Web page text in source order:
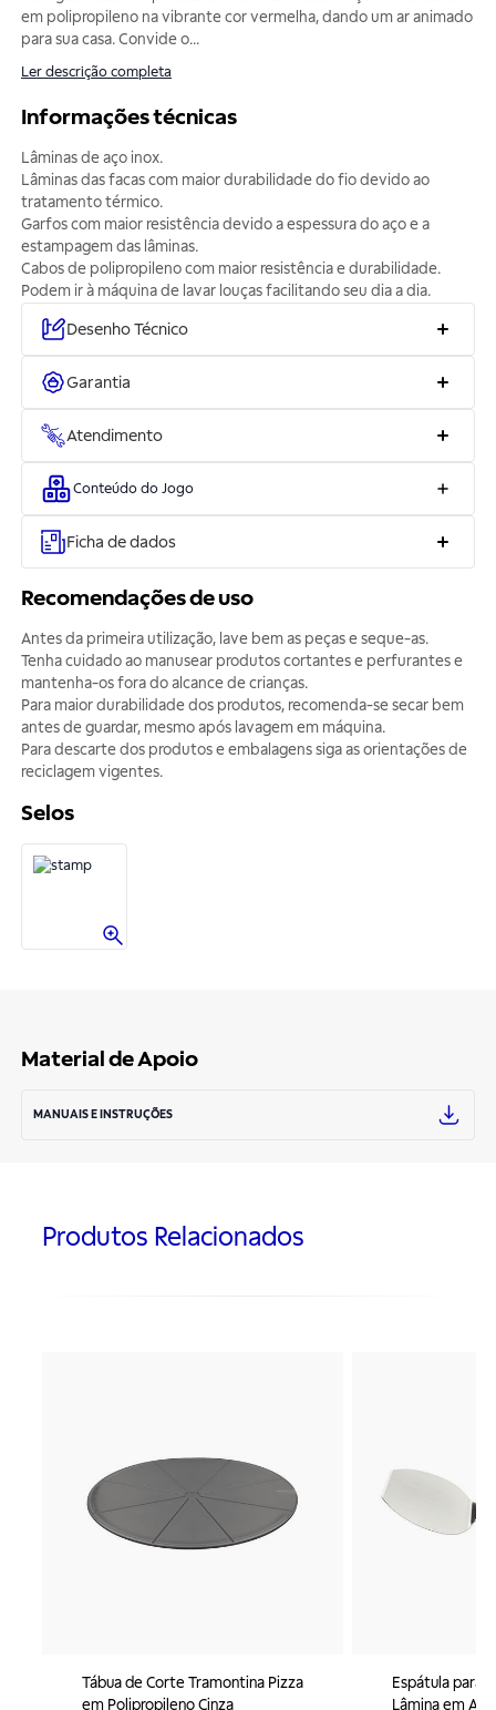
em polipropileno na vibrante cor vermelha, dando um ar animado
para sua casa. Convide o...
Ler descrição completa
Informações técnicas
Lâminas de aço inox.
Lâminas das facas com maior durabilidade do fio devido ao
tratamento térmico.
Garfos com maior resistência devido a espessura do aço e a
estampagem das lâminas.
Cabos de polipropileno com maior resistência e durabilidade.
Podem ir à máquina de lavar louças facilitando seu dia a dia.
Desenho Técnico
Garantia
Atendimento
Conteúdo do Jogo
Ficha de dados
Recomendações de uso
Antes da primeira utilização, lave bem as peças e seque-as.
Tenha cuidado ao manusear produtos cortantes e perfurantes e
mantenha-os fora do alcance de crianças.
Para maior durabilidade dos produtos, recomenda-se secar bem
antes de guardar, mesmo após lavagem em máquina.
Para descarte dos produtos e embalagens siga as orientações de
reciclagem vigentes.
Selos
Material de Apoio
MANUAIS E INSTRUÇÕES
Produtos Relacionados
Tábua de Corte Tramontina Pizza
em Polipropileno Cinza
Espátula para
Lâmina em